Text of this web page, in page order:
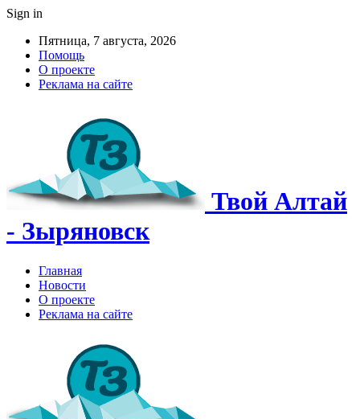
Sign in
Пятница, 7 августа, 2026
Помощь
О проекте
Реклама на сайте
Твой Алтай
- Зыряновск
Главная
Новости
О проекте
Реклама на сайте